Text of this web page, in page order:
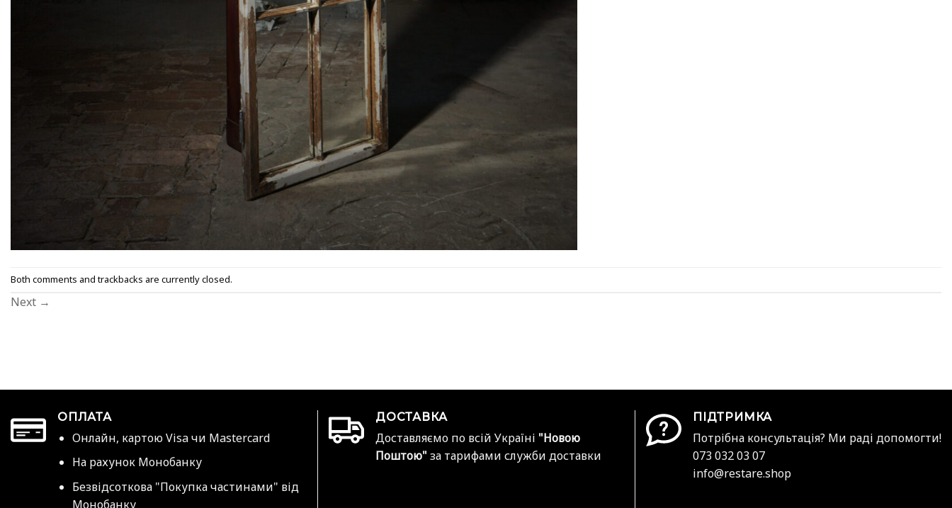
Both comments and trackbacks are currently closed.
Next →
ОПЛАТА
Онлайн, картою Visa чи Mastercard
На рахунок Монобанку
Безвідсоткова "Покупка частинами" від
Монобанку
ДОСТАВКА
Доставляємо по всій Україні "Новою
Поштою" за тарифами служби доставки
ПІДТРИМКА
Потрібна консультація? Ми раді допомогти!
073 032 03 07
info@restare.shop